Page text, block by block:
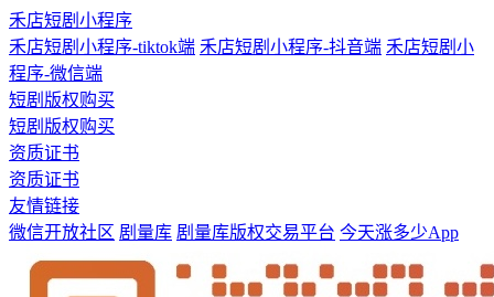
禾店短剧小程序
禾店短剧小程序-tiktok端 禾店短剧小程序-抖音端 禾店短剧小
程序-微信端
短剧版权购买
短剧版权购买
资质证书
资质证书
友情链接
微信开放社区 剧量库 剧量库版权交易平台 今天涨多少App